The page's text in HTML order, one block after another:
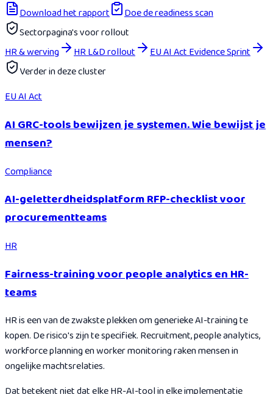
Download het rapport
Doe de readiness scan
Sectorpagina's voor rollout
HR & werving
HR L&D rollout
EU AI Act Evidence Sprint
Verder in deze cluster
EU AI Act
AI GRC-tools bewijzen je systemen. Wie bewijst je
mensen?
Compliance
AI-geletterdheidsplatform RFP-checklist voor
procurementteams
HR
Fairness-training voor people analytics en HR-
teams
HR is een van de zwakste plekken om generieke AI-training te
kopen. De risico's zijn te specifiek. Recruitment, people analytics,
workforce planning en worker monitoring raken mensen in
ongelijke machtsrelaties.